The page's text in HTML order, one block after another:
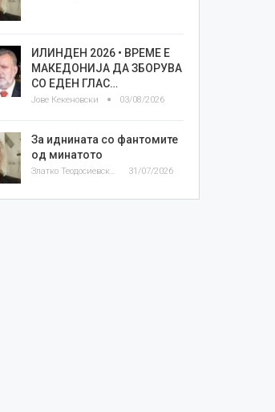
ИЛИНДЕН 2026 • ВРЕМЕ Е
МАКЕДОНИЈА ДА ЗБОРУВА
СО ЕДЕН ГЛАС…
Јове Кекеновски 03/08/2026
За иднината со фантомите
од минатото
Златко Теодосиевски 31/07/2026